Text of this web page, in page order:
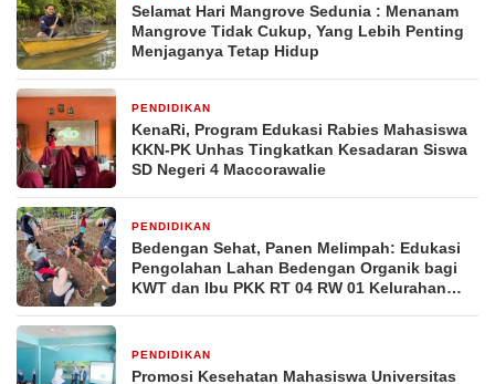
Selamat Hari Mangrove Sedunia : Menanam
Mangrove Tidak Cukup, Yang Lebih Penting
Menjaganya Tetap Hidup
PENDIDIKAN
KenaRi, Program Edukasi Rabies Mahasiswa
KKN-PK Unhas Tingkatkan Kesadaran Siswa
SD Negeri 4 Maccorawalie
PENDIDIKAN
Bedengan Sehat, Panen Melimpah: Edukasi
Pengolahan Lahan Bedengan Organik bagi
KWT dan Ibu PKK RT 04 RW 01 Kelurahan
PENDIDIKAN
Promosi Kesehatan Mahasiswa Universitas